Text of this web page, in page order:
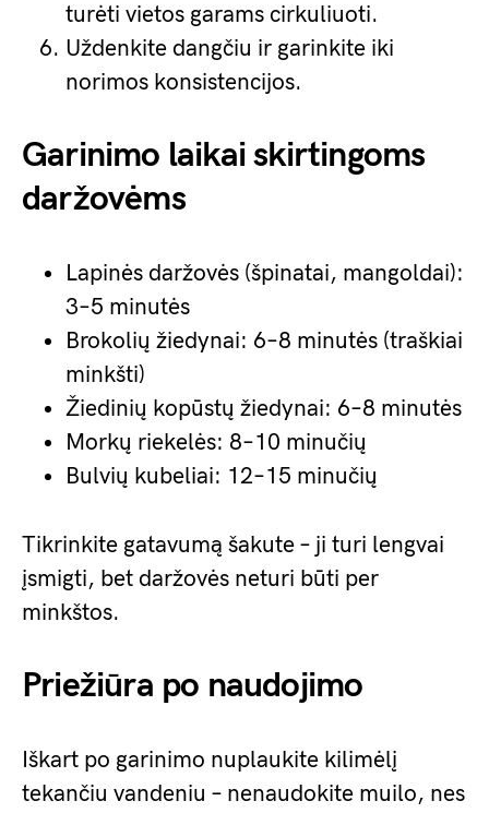
turėti vietos garams cirkuliuoti.
Uždenkite dangčiu ir garinkite iki
norimos konsistencijos.
Garinimo laikai skirtingoms
daržovėms
Lapinės daržovės (špinatai, mangoldai):
3–5 minutės
Brokolių žiedynai: 6–8 minutės (traškiai
minkšti)
Žiedinių kopūstų žiedynai: 6–8 minutės
Morkų riekelės: 8–10 minučių
Bulvių kubeliai: 12–15 minučių
Tikrinkite gatavumą šakute – ji turi lengvai
įsmigti, bet daržovės neturi būti per
minkštos.
Priežiūra po naudojimo
Iškart po garinimo nuplaukite kilimėlį
tekančiu vandeniu – nenaudokite muilo, nes